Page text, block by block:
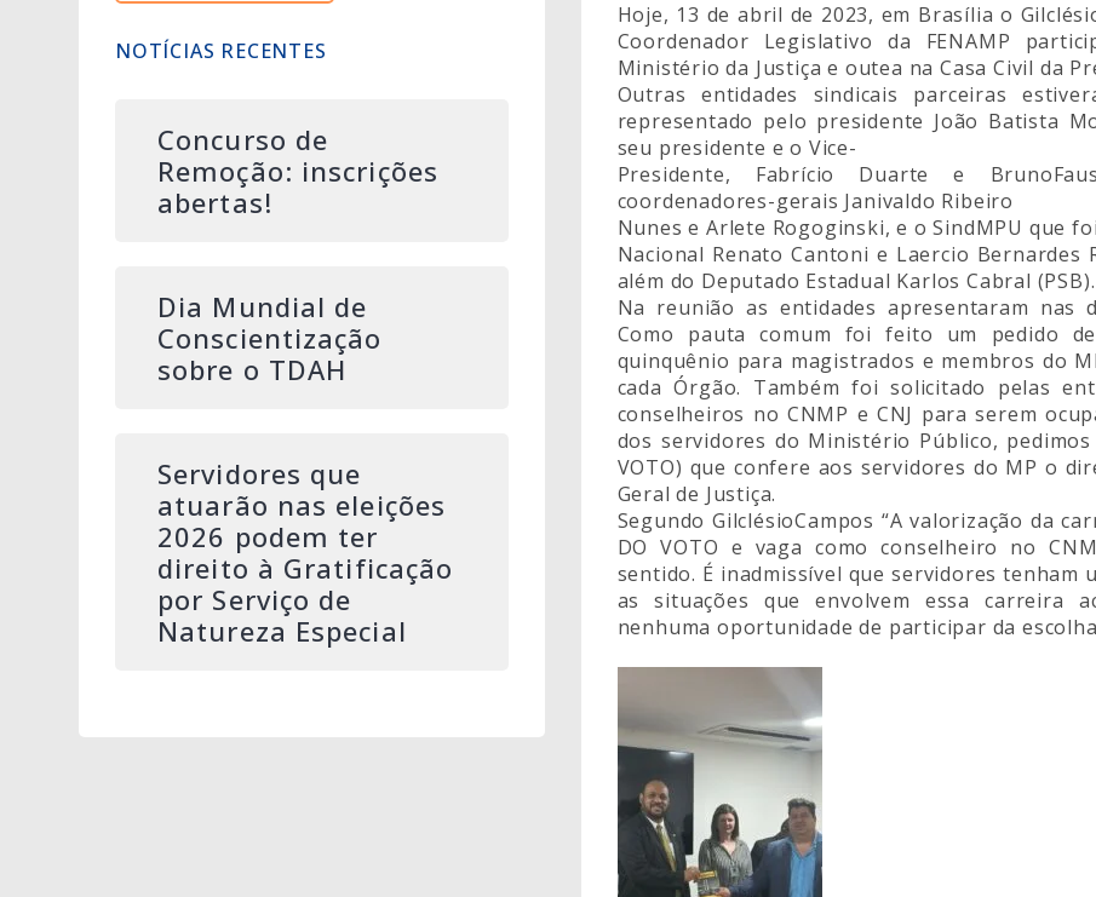
NOTÍCIAS RECENTES
Concurso de
Remoção: inscrições
abertas!
Dia Mundial de
Conscientização
sobre o TDAH
Servidores que
atuarão nas eleições
2026 podem ter
direito à Gratificação
por Serviço de
Natureza Especial
Hoje, 13 de abril de 2023, em Brasília o
Coordenador Legislativo da FENAMP
Ministério da Justiça e outea na Casa Civil da
Outras entidades sindicais parceiras
representado pelo presidente João Batista
seu presidente e o Vice-
Presidente, Fabrício Duarte e
coordenadores-gerais Janivaldo Ribeiro
Nunes e Arlete Rogoginski, e o SindMPU que
Nacional Renato Cantoni e Laercio
além do Deputado Estadual Karlos Cabral (PSB).
Na reunião as entidades apresentaram nas
Como pauta comum foi feito um pedido
quinquênio para magistrados e membros do
cada Órgão. Também foi solicitado pelas
conselheiros no CNMP e CNJ para serem
dos servidores do Ministério Público,
VOTO) que confere aos servidores do MP o
Geral de Justiça.
Segundo GilclésioCampos “A valorização da
DO VOTO e vaga como conselheiro no
sentido. É inadmissível que servidores
as situações que envolvem essa carreira
nenhuma oportunidade de participar da